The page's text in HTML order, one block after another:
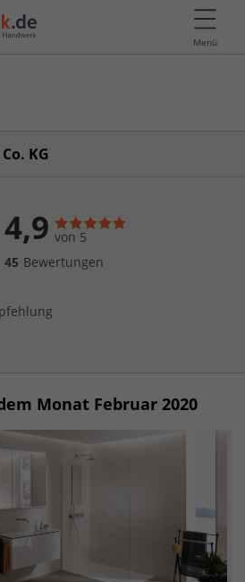
Menü
KG
4,9 von 5
45 Bewertungen
Monat Februar 2020